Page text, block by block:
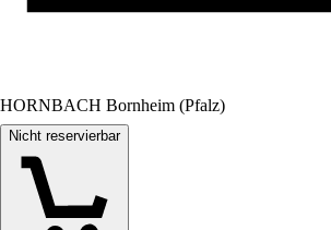
HORNBACH Bornheim (Pfalz)
Nicht reservierbar